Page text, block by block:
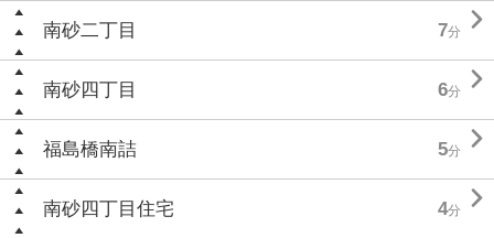
南砂二丁目 7分 
南砂四丁目 6分 
福島橋南詰 5分 
南砂四丁目住宅 4分 